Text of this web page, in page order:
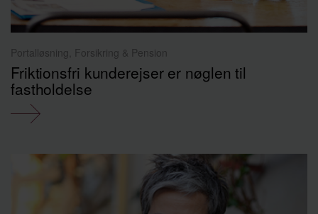
Portalløsning, Forsikring & Pension
Friktionsfri kunderejser er nøglen til
fastholdelse